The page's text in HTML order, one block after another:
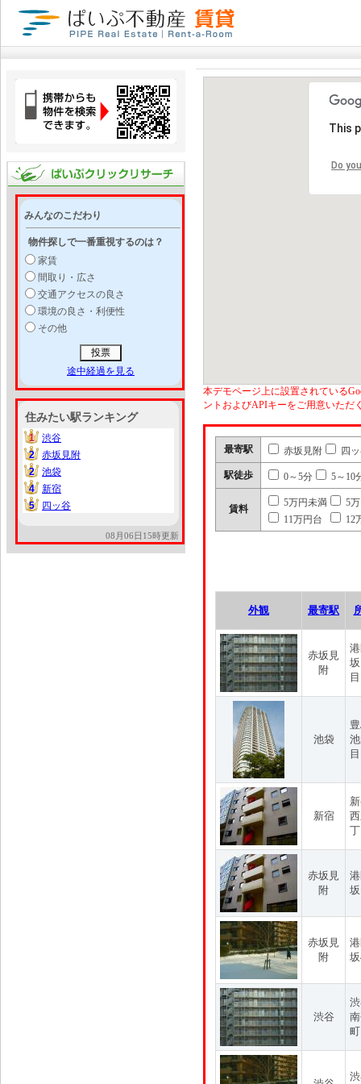
みんなのこだわり
物件探しで一番重視するのは？
家賃
間取り・広さ
交通アクセスの良さ
環境の良さ・利便性
その他
途中経過を見る
住みたい駅ランキング
1
1
渋谷
2
2
赤坂見附
2
2
池袋
4
4
新宿
5
5 四ッ谷
08月06日15時更新
This
Do
本デモページ上に設置されている
ントおよびAPIキーをご用意いただ
最寄駅 赤坂見附 四
駅徒歩 0～5分 5～10
賃料
5万円未満
5
11万円台
12
外観 最寄駅
赤坂見
附
目
池袋
目
新宿
赤坂見
附
赤坂見
附
渋谷